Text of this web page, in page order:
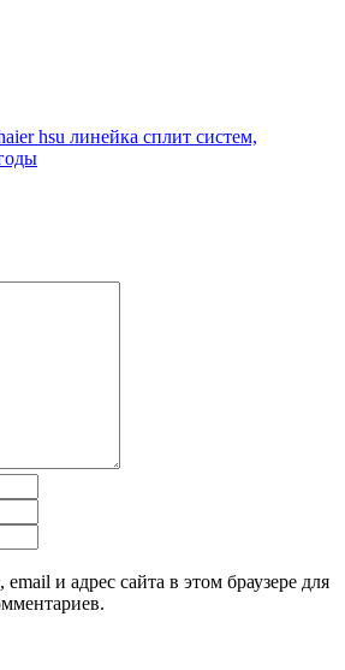
hsu линейка сплит систем,
и адрес сайта в этом браузере для